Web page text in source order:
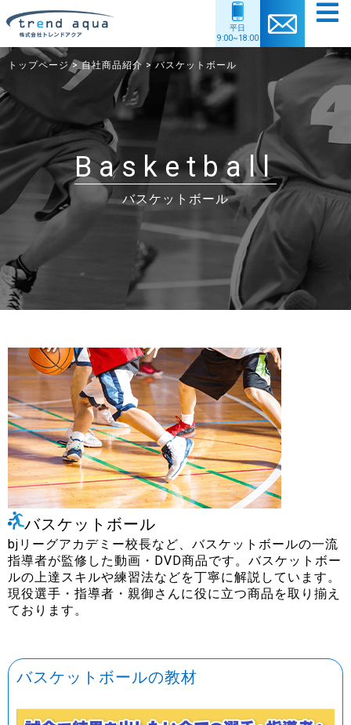
平日
9:00~18:00
トップ
自社商品紹介
個人情報保護方針
サイトマップ
企業情報
協力アスリート情報
購入者特典
お問い合わせ
アスリート・指導者様へ
親御さん・未経験指導者様へ
トップページ>自社商品紹介> バスケットボール
Basketball
バスケットボール
バスケットボール
bjリーグアカデミー校長など、バスケットボールの一流
指導者が監修した動画・DVD商品です。バスケットボー
ルの上達スキルや練習法などを丁寧に解説しています。
現役選手・指導者・親御さんに役に立つ商品を取り揃え
ております。
バスケットボールの教材